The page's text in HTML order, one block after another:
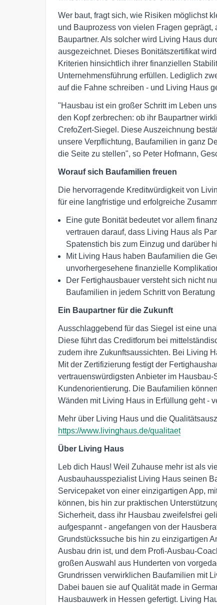
Wer baut, fragt sich, wie Risiken möglichst
und Bauprozess von vielen Fragen
Baupartner. Als solcher wird Living Haus
ausgezeichnet. Dieses Bonitätszertifikat
Kriterien hinsichtlich ihrer finanziellen
Unternehmensführung erfüllen. Lediglich
auf die Fahne schreiben - und Living Haus
"Hausbau ist ein großer Schritt im Leben
den Kopf zerbrechen: ob ihr Baupartner
CrefoZert-Siegel. Diese Auszeichnung
unsere Verpflichtung, Baufamilien in ganz
die Seite zu stellen", so Peter Hofmann,
Worauf sich Baufamilien freuen
Die hervorragende Kreditwürdigkeit von
für eine langfristige und erfolgreiche
Eine gute Bonität bedeutet vor allem
vertrauen darauf, dass Living Haus als
Spatenstich bis zum Einzug und darüber
Mit Living Haus haben Baufamilien die
unvorhergesehene finanzielle
Der Fertighausbauer versteht sich nicht
Baufamilien in jedem Schritt von
Ein Baupartner für die Zukunft
Ausschlaggebend für das Siegel ist eine
Diese führt das Creditforum bei
zudem ihre Zukunftsaussichten. Bei Living
Mit der Zertifizierung festigt der
vertrauenswürdigsten Anbieter im
Kundenorientierung. Die Baufamilien
Wänden mit Living Haus in Erfüllung geht -
Mehr über Living Haus und die
https://www.livinghaus.de/qualitaet
Über Living Haus
Leb dich Haus! Weil Zuhause mehr ist als
Ausbauhausspezialist Living Haus seinen
Servicepaket von einer einzigartigen App,
können, bis hin zur praktischen
Sicherheit, dass ihr Hausbau zweifelsfrei
aufgespannt - angefangen von der
Grundstückssuche bis hin zu einzigartigen
Ausbau drin ist, und dem Profi-Ausbau-
großen Auswahl aus Hunderten von
Grundrissen verwirklichen Baufamilien mit
Dabei bauen sie auf Qualität made in
Hausbauwerk in Hessen gefertigt. Living